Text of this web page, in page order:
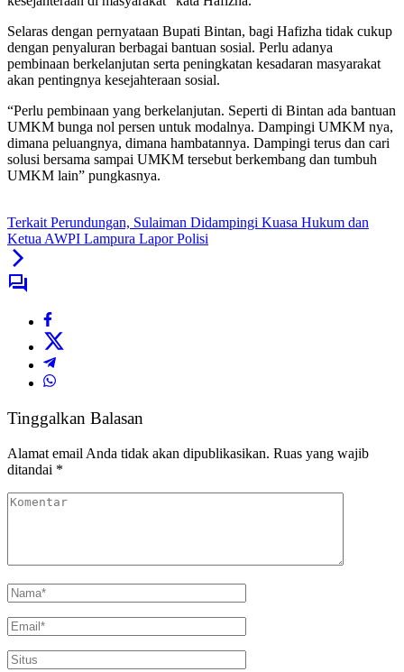
Selaras dengan pernyataan Bupati Bintan, bagi Hafizha tidak cukup
dengan penyaluran berbagai bantuan sosial. Perlu adanya
pembinaan berkelanjutan serta peningkatan kesadaran masyarakat
akan pentingnya kesejahteraan sosial.
“Perlu pembinaan yang berkelanjutan. Seperti di Bintan ada bantuan
UMKM bunga nol persen untuk modalnya. Dampingi UMKM nya,
dimana peluangnya, dimana hambatannya. Dampingi terus dan cari
solusi bersama sampai UMKM tersebut berkembang dan tumbuh
UMKM lain” pungkasnya.
Terkait Perundungan, Sulaiman Didampingi Kuasa Hukum dan
Ketua AWPI Lampura Lapor Polisi
Tinggalkan Balasan
Alamat email Anda tidak akan dipublikasikan. Ruas yang wajib
ditandai *